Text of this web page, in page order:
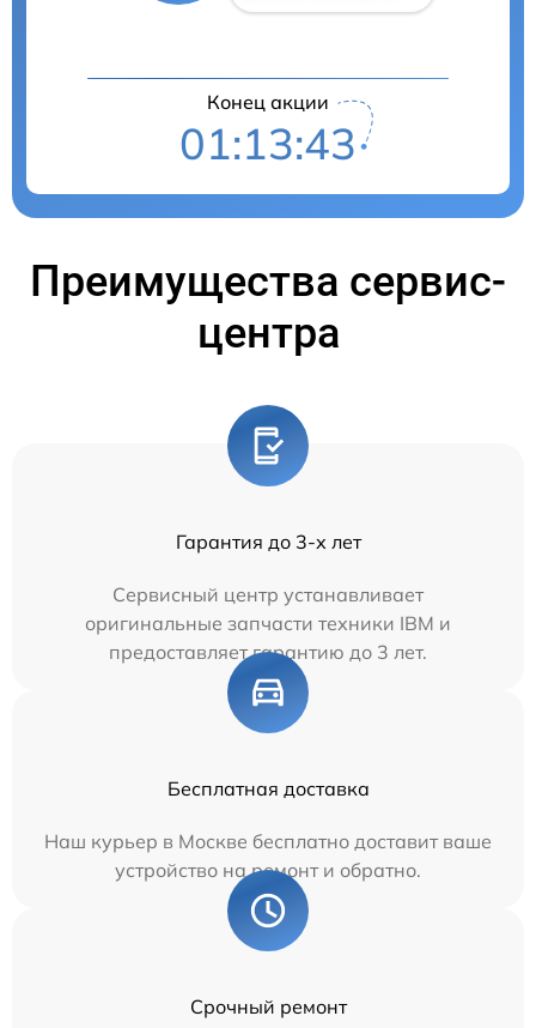
Конец акции
01:13:43
Преимущества сервис-
центра
Гарантия до 3-х лет
Сервисный центр устанавливает
оригинальные запчасти техники IBM и
предоставляет гарантию до 3 лет.
Бесплатная доставка
Наш курьер в Москве бесплатно доставит ваше
устройство на ремонт и обратно.
Срочный ремонт